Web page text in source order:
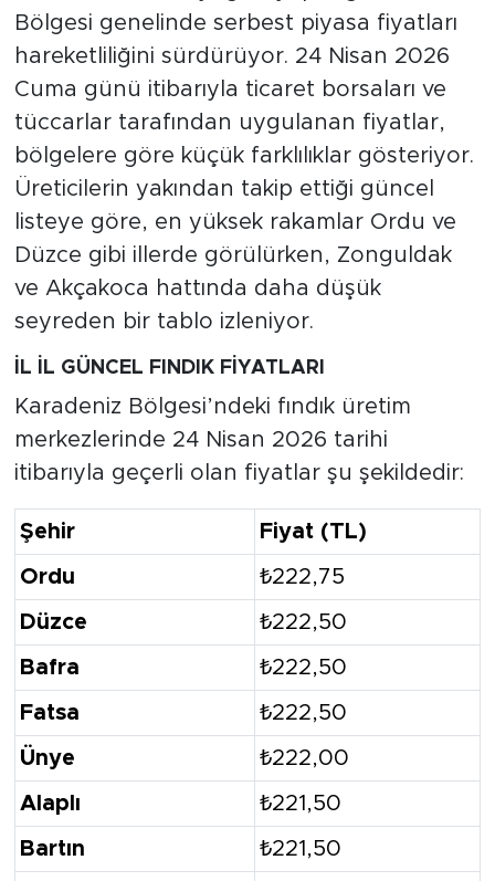
Bölgesi genelinde serbest piyasa fiyatları
hareketliliğini sürdürüyor. 24 Nisan 2026
Cuma günü itibarıyla ticaret borsaları ve
tüccarlar tarafından uygulanan fiyatlar,
bölgelere göre küçük farklılıklar gösteriyor.
Üreticilerin yakından takip ettiği güncel
listeye göre, en yüksek rakamlar Ordu ve
Düzce gibi illerde görülürken, Zonguldak
ve Akçakoca hattında daha düşük
seyreden bir tablo izleniyor.
İL İL GÜNCEL FINDIK FİYATLARI
Karadeniz Bölgesi’ndeki fındık üretim
merkezlerinde 24 Nisan 2026 tarihi
itibarıyla geçerli olan fiyatlar şu şekildedir:
Şehir Fiyat (TL)
Ordu ₺222,75
Düzce ₺222,50
Bafra ₺222,50
Fatsa ₺222,50
Ünye ₺222,00
Alaplı ₺221,50
Bartın ₺221,50